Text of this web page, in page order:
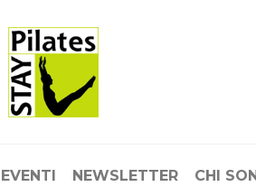
NEWSLETTER CHI